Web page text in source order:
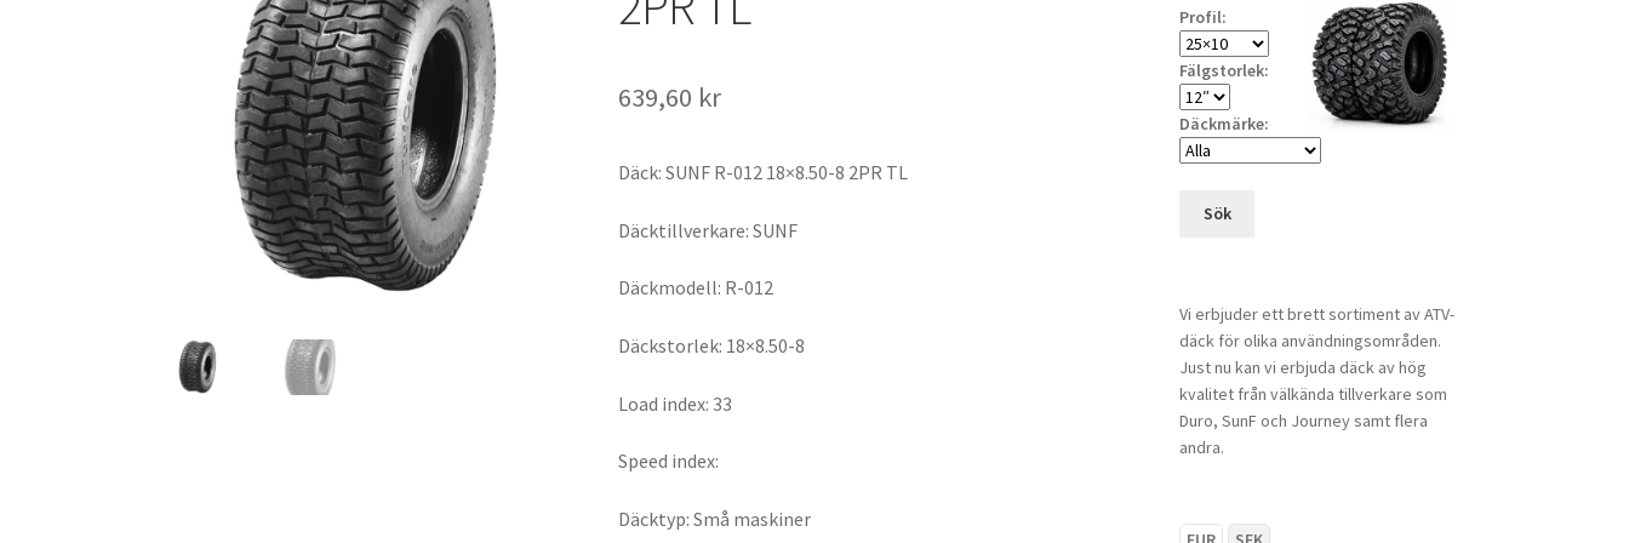
639,60 kr
Däck: SUNF R-012 18×8.50-8 2PR TL
Däcktillverkare: SUNF
Däckmodell: R-012
Däckstorlek: 18×8.50-8
Load index: 33
Speed index:
Däcktyp: Små maskiner
Profil:
Fälgstorlek:
Däckmärke:
Sök
Vi erbjuder ett brett sortiment av ATV-
däck för olika användningsområden.
Just nu kan vi erbjuda däck av hög
kvalitet från välkända tillverkare som
Duro, SunF och Journey samt flera
andra.